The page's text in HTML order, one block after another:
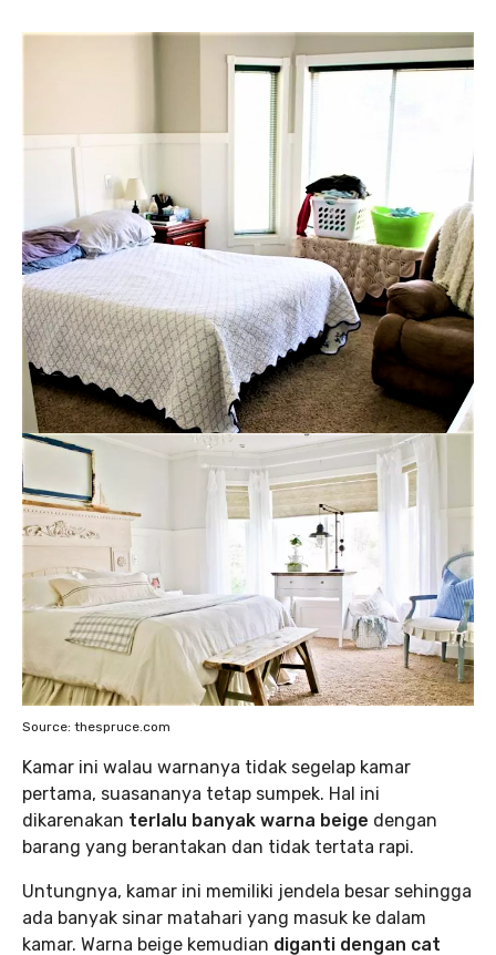
Source: thespruce.com
Kamar ini walau warnanya tidak segelap kamar
pertama, suasananya tetap sumpek. Hal ini
dikarenakan terlalu banyak warna beige dengan
barang yang berantakan dan tidak tertata rapi.
Untungnya, kamar ini memiliki jendela besar sehingga
ada banyak sinar matahari yang masuk ke dalam
kamar. Warna beige kemudian diganti dengan cat